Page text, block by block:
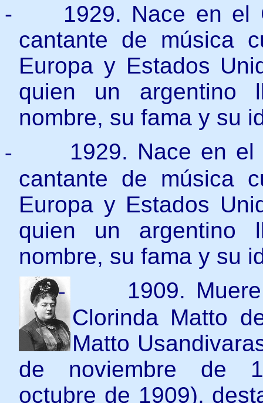
-
1929. Nace en el
cantante de música
Europa y Estados
quien un argentino
nombre, su fama y su
-
1929. Nace en el
cantante de música
Europa y Estados
quien un argentino
nombre, su fama y su
-
1909.
Clorinda Matto
Matto
de noviembre de
octubre de 1909),